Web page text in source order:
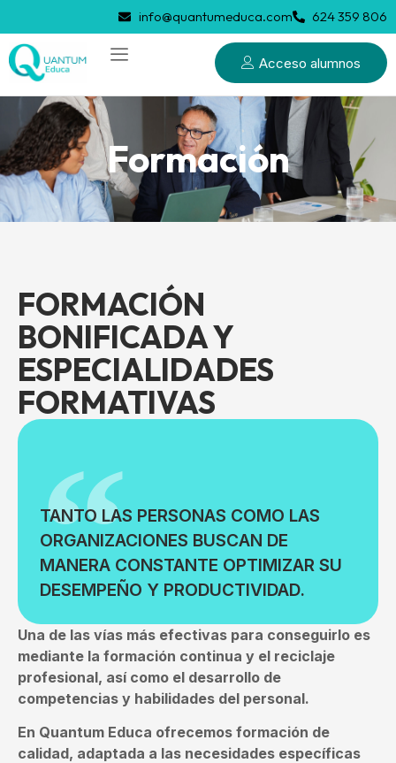
info@quantumeduca.com 624 359 806
Acceso alumnos
Formación
FORMACIÓN
BONIFICADA Y
ESPECIALIDADES
FORMATIVAS
TANTO LAS PERSONAS COMO LAS
ORGANIZACIONES BUSCAN DE
MANERA CONSTANTE OPTIMIZAR SU
DESEMPEÑO Y PRODUCTIVIDAD.
Una de las vías más efectivas para conseguirlo es
mediante la formación continua y el reciclaje
profesional, así como el desarrollo de
competencias y habilidades del personal.
En Quantum Educa ofrecemos formación de
calidad, adaptada a las necesidades específicas